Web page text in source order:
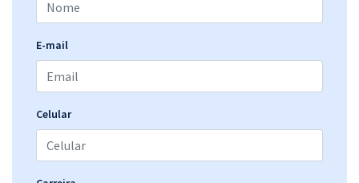
E-mail
Celular